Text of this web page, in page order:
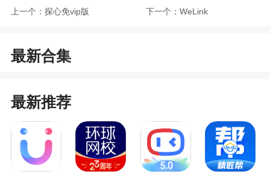
可以随时随地聊天逗宠，让用户每天都有好心情
面宠物在上面吧？趣味萌宠可以为你提供超多可爱
角色，比如海贼王的路飞、火影忍者里的名人、陈
情令里的魏无羡蓝忘机，超多的宠物角色任你选
择，而且还可以领养一对cp哦
更新日志
上一个： 探心免vip版 下一个： WeLink
最新合集
最新推荐